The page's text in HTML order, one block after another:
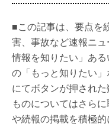
■この記事は、要点を
害、事故など速報ニ
情報を知りたい」あ
の「もっと知りたい
にてボタンが押され
ものについてはさら
や続報の掲載を積極的